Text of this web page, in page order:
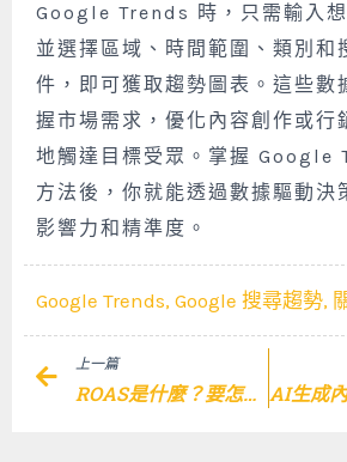
Google Trends 時，只需輸入想
並選擇區域、時間範圍、類別和
件，即可獲取趨勢圖表。這些數
握市場需求，優化內容創作或行
地觸達目標受眾。掌握 Google
方法後，你就能透過數據驅動決
影響力和精準度。
Google Trends, Google 搜尋趨勢,
Prev
上一篇
ROAS是什麼？要怎麼計算？快速帶你掌握廣告投資報酬率的精髓